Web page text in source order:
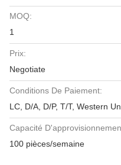
MOQ:
1
Prix:
Negotiate
Conditions De Paiement:
LC, D/A, D/P, T/T, Western
Capacité
100 pièces/semaine